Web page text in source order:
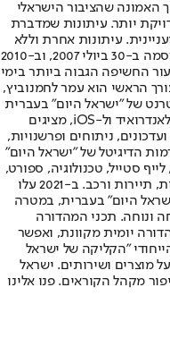
האמונה שהציבור הישראלי
יותר. עיתונות שמדברת
עיתונות אחרת וללא
תשלום. המהדורה המודפסת הראשונה פורסמה ב-30 ביולי 2007, וב-2010
החשיפה הגבוה ביותר בימי
הראשי הוא עמר לחמנוביץ,
של "ישראל היום" בעברית
ובאנגלית, כמו כן היישומונים (אפליקציות) לאנדרואיד ול-iOS, מציגים
ניתוחים ופרשנויות,
הדיגיטל של "ישראל היום"
סטייל, טכנולוגיה, ספורט,
כלכלה וצרכנות, בריאות, חיילים, אוכל, יהדות, תיירות ורכב. ב-2021 עלו
היום" בעברית, במטרה
ונוחה. תכני המהדורה
יומית מקוונת, ואפשר
"הקליקה של ישראל
מוצרים ושירותים. ישראל
מקהל הקוראים. פנו אלינו